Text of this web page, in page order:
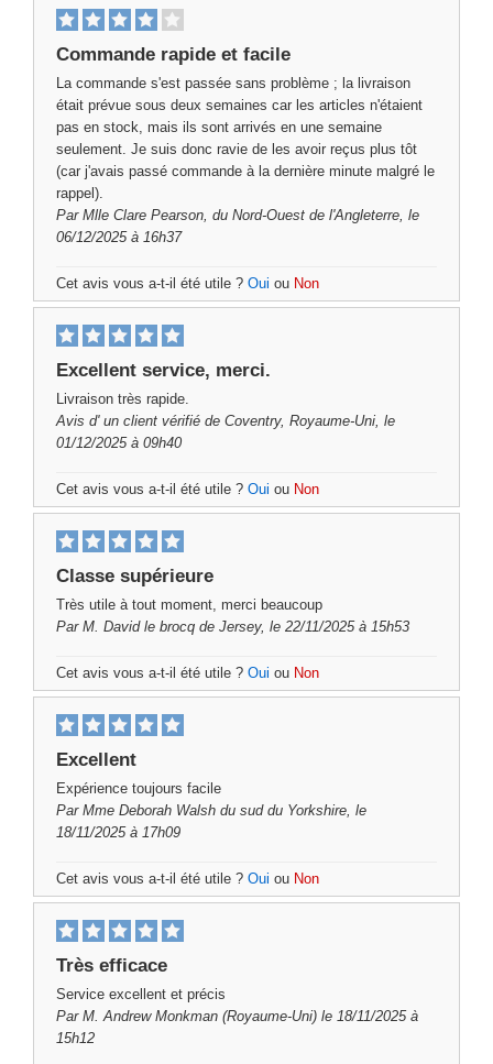
Commande rapide et facile
La commande s'est passée sans problème ; la livraison
était prévue sous deux semaines car les articles n'étaient
pas en stock, mais ils sont arrivés en une semaine
seulement. Je suis donc ravie de les avoir reçus plus tôt
(car j'avais passé commande à la dernière minute malgré le
rappel).
Par Mlle Clare Pearson, du Nord-Ouest de l'Angleterre, le
06/12/2025 à 16h37
Cet avis vous a-t-il été utile ? Oui ou Non
Excellent service, merci.
Livraison très rapide.
Avis d' un client vérifié de Coventry, Royaume-Uni, le
01/12/2025 à 09h40
Cet avis vous a-t-il été utile ? Oui ou Non
Classe supérieure
Très utile à tout moment, merci beaucoup
Par M. David le brocq de Jersey, le 22/11/2025 à 15h53
Cet avis vous a-t-il été utile ? Oui ou Non
Excellent
Expérience toujours facile
Par Mme Deborah Walsh du sud du Yorkshire, le
18/11/2025 à 17h09
Cet avis vous a-t-il été utile ? Oui ou Non
Très efficace
Service excellent et précis
Par M. Andrew Monkman (Royaume-Uni) le 18/11/2025 à
15h12